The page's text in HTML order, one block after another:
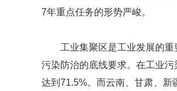
7年重点任务的形势严峻。
工业集聚区是工业发展的重要
污染防治的底线要求。在工业
达到71.5%。而云南、甘肃、新